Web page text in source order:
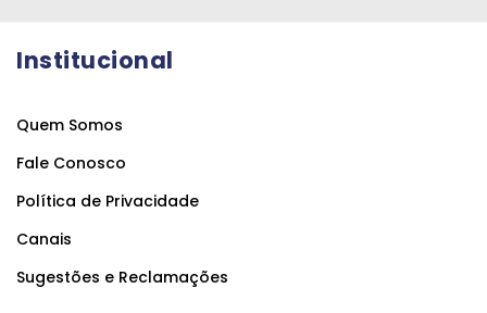
Institucional
Quem Somos
Fale Conosco
Política de Privacidade
Canais
Sugestões e Reclamações